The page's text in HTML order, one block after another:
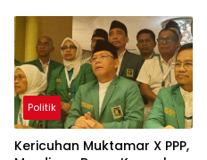
Politik
Kericuhan Muktamar X PPP,